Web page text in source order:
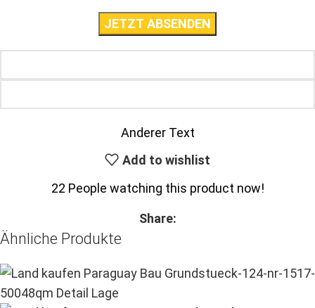
Anderer Text
Add to wishlist
22 People watching this product now!
Share:
Ähnliche Produkte